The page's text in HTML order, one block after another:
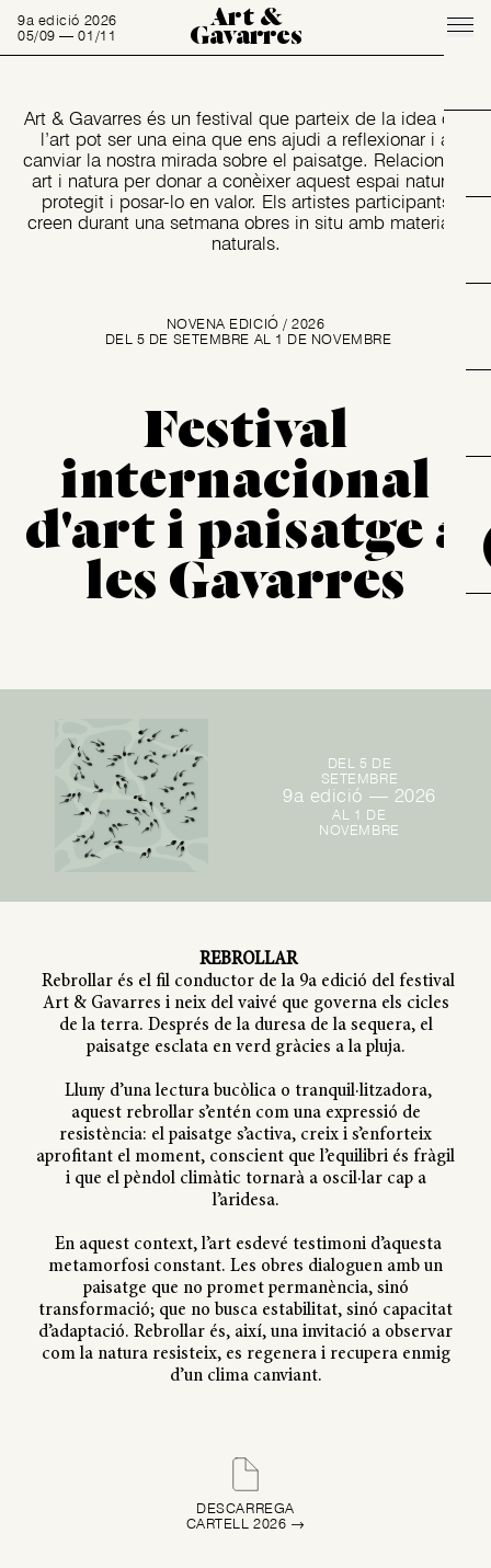
9a edició 2026
05/09 — 01/11
Art &
Gavarres
Art & Gavarres és un festival que parteix de la idea que
l’art pot ser una eina que ens ajudi a reflexionar i a
canviar la nostra mirada sobre el paisatge. Relacionem
art i natura per donar a conèixer aquest espai natural
protegit i posar-lo en valor. Els artistes participants
creen durant una setmana obres in situ amb materials
naturals.
NOVENA EDICIÓ / 2026
DEL 5 DE SETEMBRE AL 1 DE NOVEMBRE
Festival
internacional
d'art i paisatge a
les Gavarres
DEL 5 DE
SETEMBRE
9a edició — 2026
AL 1 DE
NOVEMBRE
REBROLLAR
Rebrollar és el fil conductor de la 9a edició del festival
Art & Gavarres i neix del vaivé que governa els cicles
de la terra. Després de la duresa de la sequera, el
paisatge esclata en verd gràcies a la pluja.
Lluny d’una lectura bucòlica o tranquil·litzadora,
aquest rebrollar s’entén com una expressió de
resistència: el paisatge s’activa, creix i s’enforteix
aprofitant el moment, conscient que l’equilibri és fràgil
i que el pèndol climàtic tornarà a oscil·lar cap a
l’aridesa.
En aquest context, l’art esdevé testimoni d’aquesta
metamorfosi constant. Les obres dialoguen amb un
paisatge que no promet permanència, sinó
transformació; que no busca estabilitat, sinó capacitat
d’adaptació. Rebrollar és, així, una invitació a observar
com la natura resisteix, es regenera i recupera enmig
d’un clima canviant.
DESCARREGA
CARTELL 2026 →